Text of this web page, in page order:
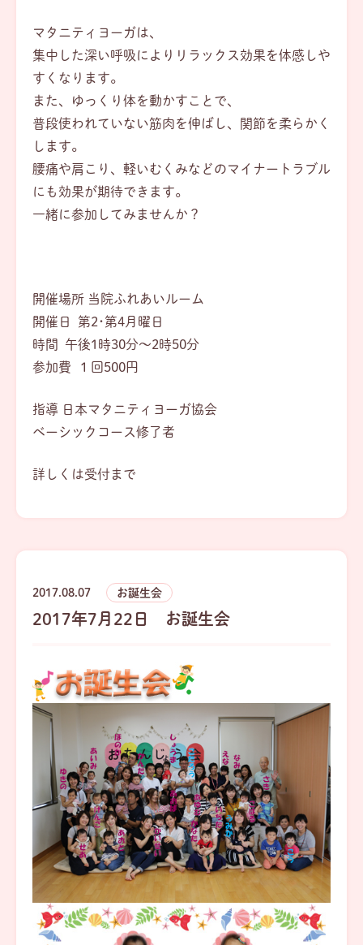
マタニティヨーガは、
集中した深い呼吸によりリラックス効果を体感しや
すくなります。
また、ゆっくり体を動かすことで、
普段使われていない筋肉を伸ばし、関節を柔らかく
します。
腰痛や肩こり、軽いむくみなどのマイナートラブル
にも効果が期待できます。
一緒に参加してみませんか？
開催場所 当院ふれあいルーム
開催日 第2･第4月曜日
時間 午後1時30分～2時50分
参加費 １回500円
指導 日本マタニティヨーガ協会
ベーシックコース修了者
詳しくは受付まで
2017.08.07 お誕生会
2017年7月22日 お誕生会